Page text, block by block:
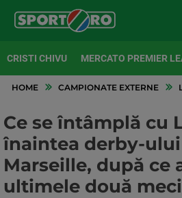
CRISTI CHIVU MERCATO PREMIER
HOME CAMPIONATE EXTERNE
Ce se întâmplă cu
înaintea derby-ului
Marseille, după ce
ultimele două